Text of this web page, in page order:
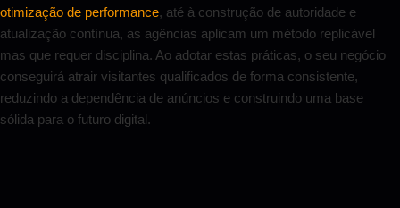
otimização de performance, até à construção de autoridade e
atualização contínua, as agências aplicam um método replicável
mas que requer disciplina. Ao adotar estas práticas, o seu negócio
conseguirá atrair visitantes qualificados de forma consistente,
reduzindo a dependência de anúncios e construindo uma base
sólida para o futuro digital.